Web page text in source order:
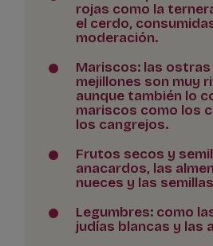
rojas como la
el cerdo,
moderación.
Mariscos: las ostras
mejillones son muy
aunque también lo
mariscos como los
los cangrejos.
Frutos secos y
anacardos, las
nueces y las
Legumbres: como
judías blancas y las